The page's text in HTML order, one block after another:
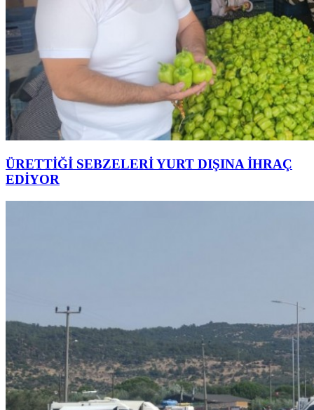
ÜRETTİĞİ SEBZELERİ YURT DIŞINA İHRAÇ
EDİYOR